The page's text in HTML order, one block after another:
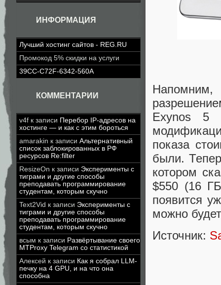
ИНФОРМАЦИЯ
Лучший хостинг сайтов - REG.RU
Промокод 5% скидки на услуги
39CC-C72F-6342-560A
КОММЕНТАРИИ
v4f к записи Перебор IP-адресов на
хостинге — и как с этим бороться
amarakin к записи Альтернативный
список заблокированных в РФ
ресурсов Re:filter
ResizeOn к записи Эксперименты с
тиграми и другие способы
преподавать программирование
студентам, которым скучно
Text2Vid к записи Эксперименты с
тиграми и другие способы
преподавать программирование
студентам, которым скучно
всым к записи Развёртывание своего
MTProxy Telegram со статистикой
Алексей к записи Как я собрал LLM-
печку на 4 GPU, и на что она
способна
Напомним,
Exynos 5
показа
были.
котором
$550 (16
появится
можно
Источник: